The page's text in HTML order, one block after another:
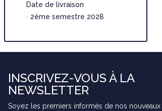
Date de livraison
2ème semestre 2028
INSCRIVEZ-VOUS À LA
NEWSLETTER
Soyez les premiers informés de nos nouveaux